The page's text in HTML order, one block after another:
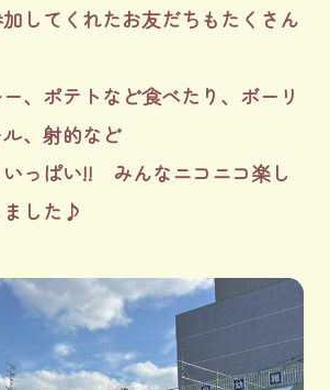
してくれたお友だちもたくさん
、ポテトなど食べたり、ボーリ
、射的など
っぱい!! みんなニコニコ楽し
ました♪